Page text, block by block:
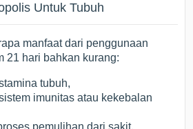
Untuk Tubuh
manfaat dari penggunaan
21 hari bahkan kurang:
tubuh,
imunitas atau kekebalan
pemulihan dari sakit,